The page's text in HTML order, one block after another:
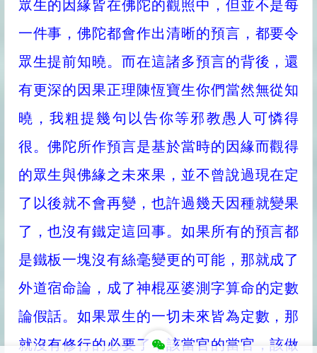
眾生的因緣皆在佛陀的觀照中，但並不是每
一件事，佛陀都會作出清晰的預言，都要令
眾生提前知曉。而在這諸多預言的背後，還
有更深的因果正理陳恆寶生你們當然無從知
曉，我粗提幾句以告你等邪教愚人可憐得
很。佛陀所作預言是基於當時的因緣而觀得
的眾生與佛緣之未來果，並不曾說過現在定
了以後就不會再變，也許過幾天因種就變果
了，也沒有鐵定這回事。如果所有的預言都
是鐵板一塊沒有絲毫變更的可能，那就成了
外道宿命論，成了神棍巫婆測字算命的定數
論假話。如果眾生的一切未來皆為定數，那
就沒有修行的必要了，該當官的當官，該做